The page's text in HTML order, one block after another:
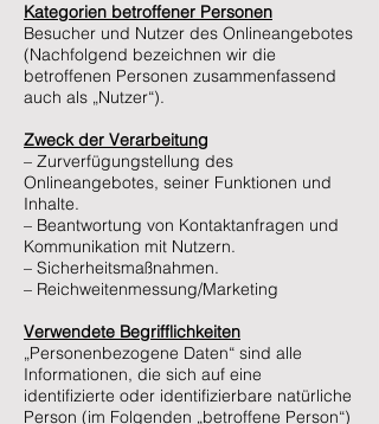
Kategorien betroffener Personen
Besucher und Nutzer des Onlineangebotes
(Nachfolgend bezeichnen wir die
betroffenen Personen zusammenfassend
auch als „Nutzer“).
Zweck der Verarbeitung
– Zurverfügungstellung des
Onlineangebotes, seiner Funktionen und
Inhalte.
– Beantwortung von Kontaktanfragen und
Kommunikation mit Nutzern.
– Sicherheitsmaßnahmen.
– Reichweitenmessung/Marketing
Verwendete Begrifflichkeiten
„Personenbezogene Daten“ sind alle
Informationen, die sich auf eine
identifizierte oder identifizierbare natürliche
Person (im Folgenden „betroffene Person“)